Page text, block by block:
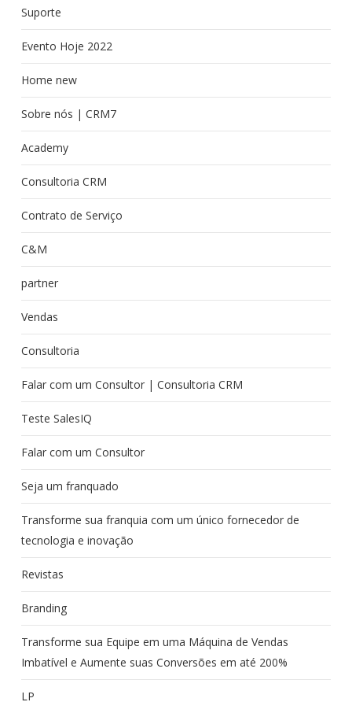
Suporte
Evento Hoje 2022
Home new
Sobre nós | CRM7
Academy
Consultoria CRM
Contrato de Serviço
C&M
partner
Vendas
Consultoria
Falar com um Consultor | Consultoria CRM
Teste SalesIQ
Falar com um Consultor
Seja um franquado
Transforme sua franquia com um único fornecedor de
tecnologia e inovação
Revistas
Branding
Transforme sua Equipe em uma Máquina de Vendas
Imbatível e Aumente suas Conversões em até 200%
LP